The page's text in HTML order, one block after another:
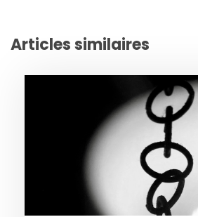
Articles similaires